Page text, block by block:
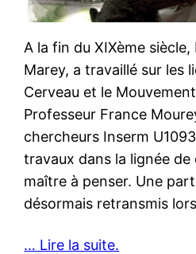
A la fin du XIXème
Marey, a travaillé sur les
Cerveau et le
Professeur France
chercheurs Inserm
travaux dans la lignée
maître à penser. Une
désormais retransmis
… Lire la suite.